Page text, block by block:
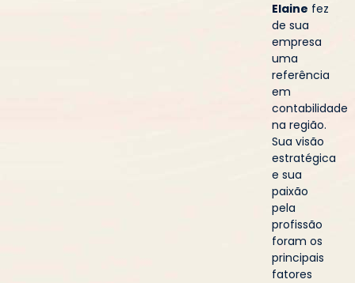
Elaine fez
de sua
empresa
uma
referência
em
contabilidade
na região.
Sua visão
estratégica
e sua
paixão
pela
profissão
foram os
principais
fatores